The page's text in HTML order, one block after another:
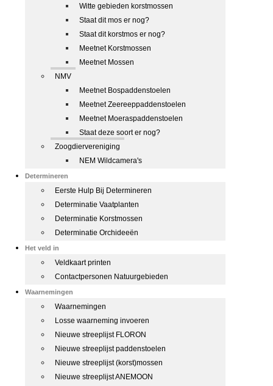
Witte gebieden korstmossen
Staat dit mos er nog?
Staat dit korstmos er nog?
Meetnet Korstmossen
Meetnet Mossen
NMV
Meetnet Bospaddenstoelen
Meetnet Zeereeppaddenstoelen
Meetnet Moeraspaddenstoelen
Staat deze soort er nog?
Zoogdiervereniging
NEM Wildcamera's
Determineren
Eerste Hulp Bij Determineren
Determinatie Vaatplanten
Determinatie Korstmossen
Determinatie Orchideeën
Het veld in
Veldkaart printen
Contactpersonen Natuurgebieden
Waarnemingen
Waarnemingen
Losse waarneming invoeren
Nieuwe streeplijst FLORON
Nieuwe streeplijst paddenstoelen
Nieuwe streeplijst (korst)mossen
Nieuwe streeplijst ANEMOON